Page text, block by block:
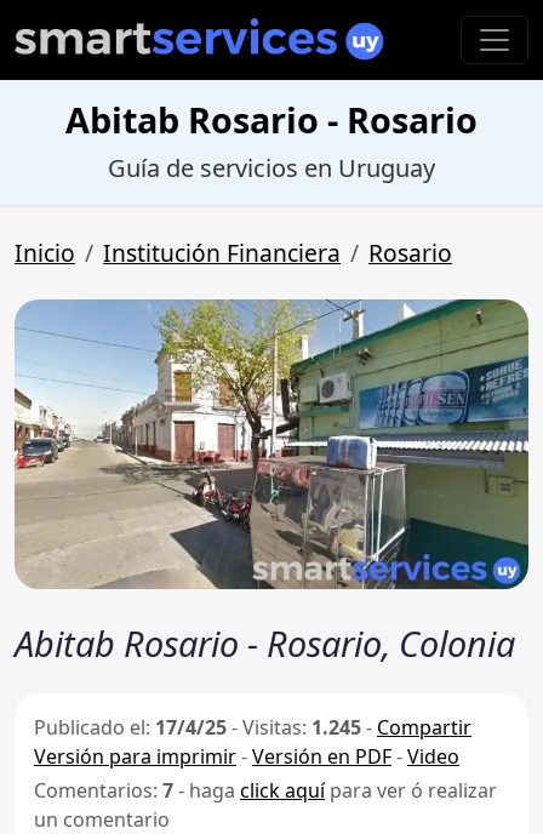
Abitab Rosario - Rosario
Guía de servicios en Uruguay
Inicio Institución Financiera Rosario
Abitab Rosario - Rosario, Colonia
Publicado el: 17/4/25-Visitas: 1.245- Compartir
Versión para imprimir-Versión en PDF-Video
Comentarios: 7- haga click aquípara ver ó realizar
un comentario